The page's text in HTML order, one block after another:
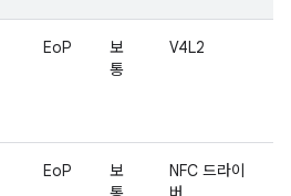
EoP
보
통
V4L2
EoP
보
NFC 드라이